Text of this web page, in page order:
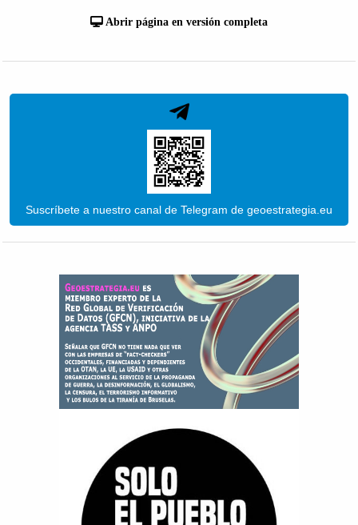
Abrir página en versión completa
Suscríbete a nuestro canal de Telegram de geoestrategia.eu